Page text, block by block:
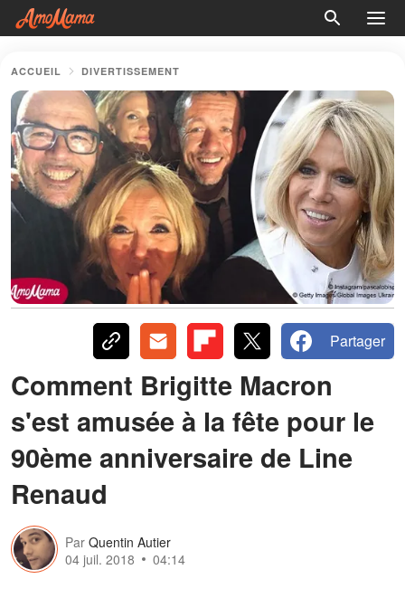
ACCUEIL DIVERTISSEMENT
Partager
Comment Brigitte Macron
s'est amusée à la fête pour le
90ème anniversaire de Line
Renaud
Par Quentin Autier
04 juil. 2018
04:14